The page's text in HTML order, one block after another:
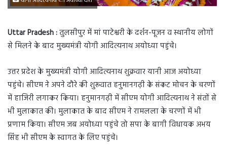
Uttar Pradesh :तुलसीपुर में मां पाटेश्वरी के दर्शन-पूजन व स्थानीय लोगों
से मिलने के बाद मुख्यमंत्री योगी आदित्यनाथ अयोध्या पहुंचे।
उत्तर प्रदेश के मुख्यमंत्री योगी आदित्यनाथ शुक्रवार यानी आज अयोध्या
पहुंचे। सीएम ने अपने दौरे की शुरूवात हनुमानगढ़ी के संकट मोचन के चरणों
में हाजिरी लगाकर किया। हनुमानगढ़ी में सीएम योगी आदित्यनाथ ने संतों से
भी मुलाकात की। मुलाकात के बाद सीएम ने रामलला के चरणों में भी
प्रणाम किया। सीएम जब अयोध्या पहुंचे तो सपा के बागी विधायक अभय
सिंह भी सीएम के स्वागत के लिए पहुंचे।